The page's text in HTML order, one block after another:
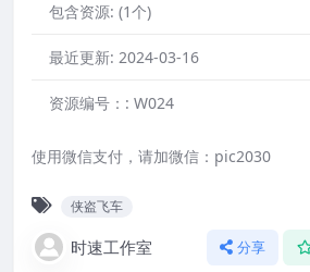
包含资源: (1个)
最近更新: 2024-03-16
资源编号：: W024
使用微信支付，请加微信：pic2030
侠盗飞车
时速工作室 分享